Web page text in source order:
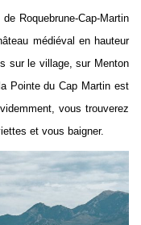
Roquebrune-Cap-Martin
médiéval en hauteur
sur le village, sur Menton
Pointe du Cap Martin est
vous trouverez
et vous baigner.